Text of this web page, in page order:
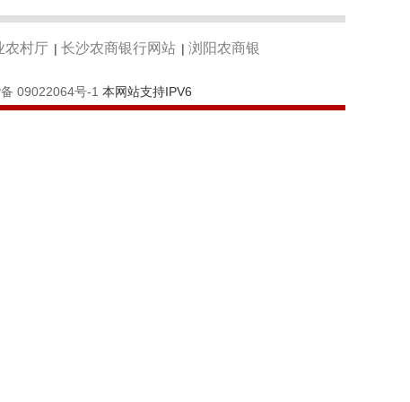
农村厅 | 长沙农商银行网站 | 浏阳农商银
09022064号-1 本网站支持IPV6